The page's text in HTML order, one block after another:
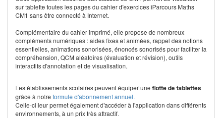
sur tablette toutes les pages du cahier d'exercices iParcours Maths
CM1 sans être connecté à Internet.
Complémentaire du cahier imprimé, elle propose de nombreux
compléments numériques : aides fixes et animées, rappel des notions
essentielles, animations sonorisées, énoncés sonorisés pour faciliter la
compréhension, QCM aléatoires (évaluation et révision), outils
interactifs d'annotation et de visualisation.
Les établissements scolaires peuvent équiper une flotte de tablettes
grâce à notre formule d'abonnement annuel.
Celle-ci leur permet également d'accéder à l'application dans différents
environnements, à un prix très attractif.